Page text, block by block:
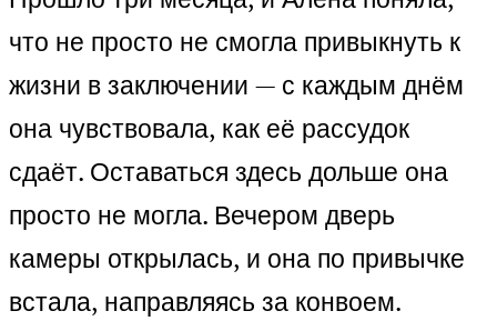
что не просто не смогла привыкнуть к
жизни в заключении — с каждым днём
она чувствовала, как её рассудок
сдаёт. Оставаться здесь дольше она
просто не могла. Вечером дверь
камеры открылась, и она по привычке
встала, направляясь за конвоем.